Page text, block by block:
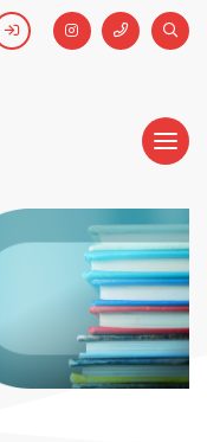
FACEBOOK